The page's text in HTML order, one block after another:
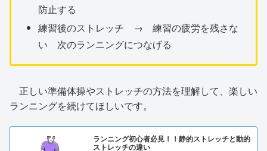
防止する
練習後のストレッチ → 練習の疲労を残さな
い 次のランニングにつなげる
正しい準備体操やストレッチの方法を理解して、楽しい
ランニングを続けてほしいです。
ランニング初心者必見！！静的ストレッチと動的
ストレッチの違い